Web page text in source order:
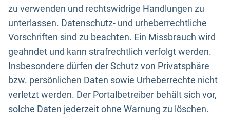
zu verwenden und rechtswidrige Handlungen zu
unterlassen. Datenschutz- und urheberrechtliche
Vorschriften sind zu beachten. Ein Missbrauch wird
geahndet und kann strafrechtlich verfolgt werden.
Insbesondere dürfen der Schutz von Privatsphäre
bzw. persönlichen Daten sowie Urheberrechte nicht
verletzt werden. Der Portalbetreiber behält sich vor,
solche Daten jederzeit ohne Warnung zu löschen.